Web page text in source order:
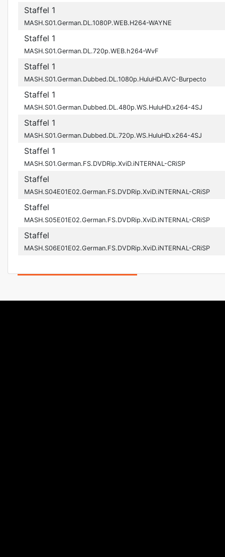
Staffel 1
MASH.S01.German.DL.1080P.WEB.H264-WAYNE
Staffel 1
MASH.S01.German.DL.720p.WEB.h264-WvF
Staffel 1
MASH.S01.German.Dubbed.DL.1080p.HuluHD.AVC-Burpecto
Staffel 1
MASH.S01.German.Dubbed.DL.480p.WS.HuluHD.x264-4SJ
Staffel 1
MASH.S01.German.Dubbed.DL.720p.WS.HuluHD.x264-4SJ
Staffel 1
MASH.S01.German.FS.DVDRip.XviD.iNTERNAL-CRiSP
Staffel
MASH.S04E01E02.German.FS.DVDRip.XviD.iNTERNAL-CRiSP
Staffel
MASH.S05E01E02.German.FS.DVDRip.XviD.iNTERNAL-CRiSP
Staffel
MASH.S06E01E02.German.FS.DVDRip.XviD.iNTERNAL-CRiSP